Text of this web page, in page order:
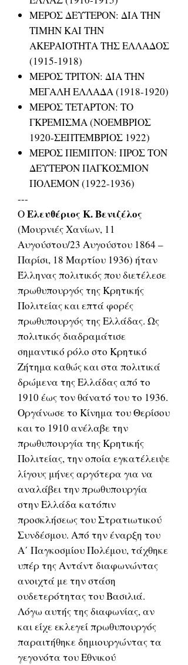
ΜΕΡΟΣ ΔΕΥΤΕΡΟΝ: ΔΙΑ ΤΗΝ
ΤΙΜΗΝ ΚΑΙ ΤΗΝ
ΑΚΕΡΑΙΟΤΗΤΑ ΤΗΣ ΕΛΛΑΔΟΣ
(1915-1918)
ΜΕΡΟΣ ΤΡΙΤΟΝ: ΔΙΑ ΤΗΝ
ΜΕΓΑΛΗ ΕΛΛΑΔΑ (1918-1920)
ΜΕΡΟΣ ΤΕΤΑΡΤΟΝ: ΤΟ
ΓΚΡΕΜΙΣΜΑ (ΝΟΕΜΒΡΙΟΣ
1920-ΣΕΠΤΕΜΒΡΙΟΣ 1922)
ΜΕΡΟΣ ΠΕΜΠΤΟΝ: ΠΡΟΣ ΤΟΝ
ΔΕΥΤΕΡΟΝ ΠΑΓΚΟΣΜΙΟΝ
ΠΟΛΕΜΟΝ (1922-1936)
---
ΟΕλευθέριος K. Βενιζέλος
(Μουρνιές Χανίων, 11
Αυγούστου/23 Αυγούστου 1864 –
Παρίσι, 18 Μαρτίου 1936) ήταν
Έλληνας πολιτικός που διετέλεσε
πρωθυπουργός της Κρητικής
Πολιτείας και επτά φορές
πρωθυπουργός της Ελλάδας. Ως
πολιτικός διαδραμάτισε
σημαντικό ρόλο στο Κρητικό
Ζήτημα καθώς και στα πολιτικά
δρώμενα της Ελλάδας από το
1910 έως τον θάνατό του το 1936.
Οργάνωσε το Κίνημα του Θερίσου
και το 1910 ανέλαβε την
πρωθυπουργία της Κρητικής
Πολιτείας, την οποία εγκατέλειψε
λίγους μήνες αργότερα για να
αναλάβει την πρωθυπουργία
στην Ελλάδα κατόπιν
προσκλήσεως του Στρατιωτικού
Συνδέσμου. Από την έναρξη του
Α΄ Παγκοσμίου Πολέμου, τάχθηκε
υπέρ της Αντάντ διαφωνώντας
ανοιχτά με την στάση
ουδετερότητας του Βασιλιά.
Λόγω αυτής της διαφωνίας, αν
και είχε εκλεγεί πρωθυπουργός
παραιτήθηκε δημιουργώντας τα
γεγονότα του Εθνικού